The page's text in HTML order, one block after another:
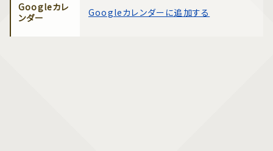
Googleカレ
ンダー
Googleカレンダーに追加する